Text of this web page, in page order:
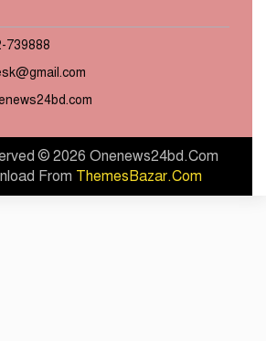
739888
© 2026 Onenews24bd.Com
From ThemesBazar.Com